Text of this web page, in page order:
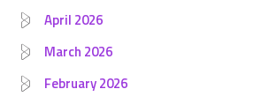
April 2026
March 2026
February 2026